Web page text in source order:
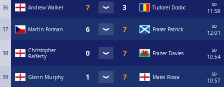
36 Andrew Walker Tudorel Dodoc
so
11:58
37 Martin Forman Fraser Patrick
so
12:01
38
Christopher
Rafferty
Frazer Davies
so
10:54
39 Glenn Murphy Matei Rosca
so
10:57